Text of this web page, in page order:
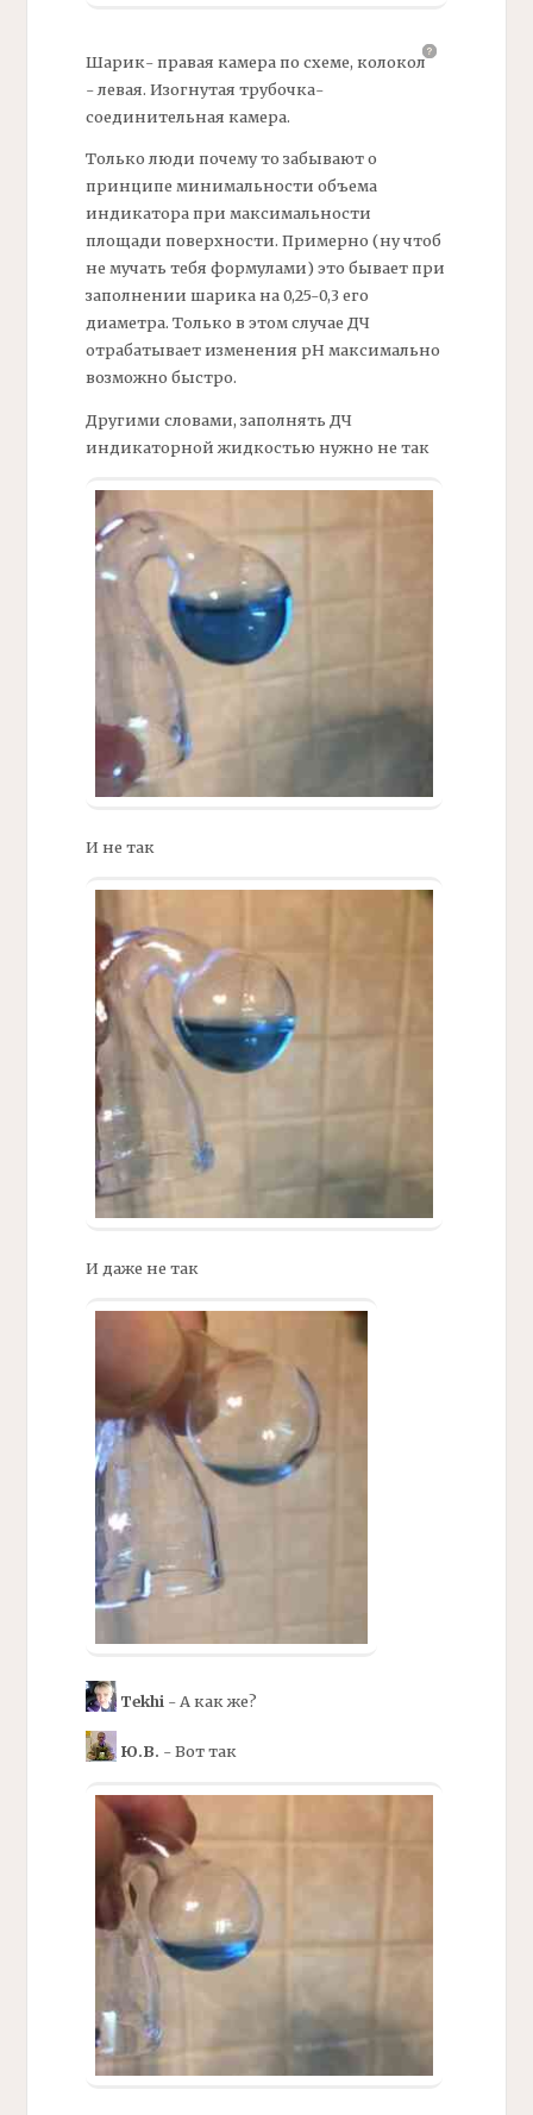
Шарик- правая камера по схеме, колокол
-левая. Изогнутая трубочка-
соединительная камера.
Только люди почему то забывают о
принципе минимальности объема
индикатора при максимальности
площади поверхности. Примерно (ну чтоб
не мучать тебя формулами) это бывает при
заполнении шарика на 0,25-0,3 его
диаметра. Только в этом случае ДЧ
отрабатывает изменения рН максимально
возможно быстро.
Другими словами, заполнять ДЧ
индикаторной жидкостью нужно не так
И не так
И даже не так
Tekhi- А как же?
Ю.В. - Вот так